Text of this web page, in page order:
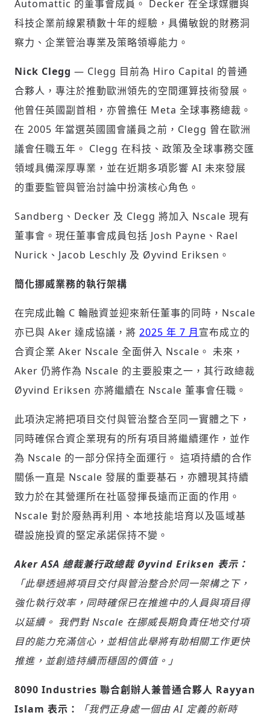
歡迎您加入《旭時報》
掌握國際政經脈動
(十分鐘內有效)
驗證
Automattic 的董事會成員。 Decker 在全球媒體與
科技企業前線累積數十年的經驗，具備敏銳的財務洞
察力、企業管治專業及策略領導能力。
Nick Clegg — Clegg 目前為 Hiro Capital 的普通
合夥人，專注於推動歐洲領先的空間運算技術發展。
他曾任英國副首相，亦曾擔任 Meta 全球事務總裁。
在 2005 年當選英國國會議員之前，Clegg 曾在歐洲
議會任職五年。 Clegg 在科技、政策及全球事務交匯
領域具備深厚專業，並在近期多項影響 AI 未來發展
的重要監管與管治討論中扮演核心角色。
Sandberg、Decker 及 Clegg 將加入 Nscale 現有
董事會。現任董事會成員包括 Josh Payne、Rael
Nurick、Jacob Leschly 及 Øyvind Eriksen。
簡化挪威業務的執行架構
在完成此輪 C 輪融資並迎來新任董事的同時，Nscale
亦已與 Aker 達成協議，將 2025 年 7 月宣布成立的
合資企業 Aker Nscale 全面併入 Nscale。 未來，
Aker 仍將作為 Nscale 的主要股東之一，其行政總裁
Øyvind Eriksen 亦將繼續在 Nscale 董事會任職。
此項決定將把項目交付與管治整合至同一實體之下，
同時確保合資企業現有的所有項目將繼續運作，並作
為 Nscale 的一部分保持全面運行。 這項持續的合作
關係一直是 Nscale 發展的重要基石，亦體現其持續
致力於在其營運所在社區發揮長遠而正面的作用。
Nscale 對於廢熱再利用、本地技能培育以及區域基
礎設施投資的堅定承諾保持不變。
Aker ASA 總裁兼行政總裁 Øyvind Eriksen 表示：
「此舉透過將項目交付與管治整合於同一架構之下，
強化執行效率，同時確保已在推進中的人員與項目得
以延續。 我們對 Nscale 在挪威長期負責任地交付項
目的能力充滿信心，並相信此舉將有助相關工作更快
推進，並創造持續而穩固的價值。」
8090 Industries 聯合創辦人兼普通合夥人 Rayyan
Islam 表示：
「我們正身處一個由 AI 定義的新時